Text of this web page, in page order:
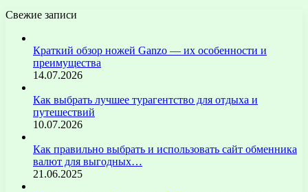
Свежие записи
Краткий обзор ножей Ganzo — их особенности и
преимущества
14.07.2026
Как выбрать лучшее турагентство для отдыха и
путешествий
10.07.2026
Как правильно выбрать и использовать сайт обменника
валют для выгодных…
21.06.2025